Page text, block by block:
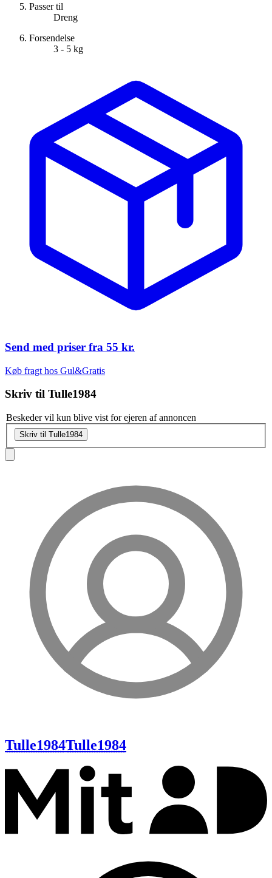
Passer til
Dreng
Forsendelse
3 - 5 kg
Send med priser fra 55 kr.
Køb fragt hos Gul&Gratis
Skriv til Tulle1984
Beskeder vil kun blive vist for ejeren af annoncen
Skriv til Tulle1984
Tulle1984Tulle1984